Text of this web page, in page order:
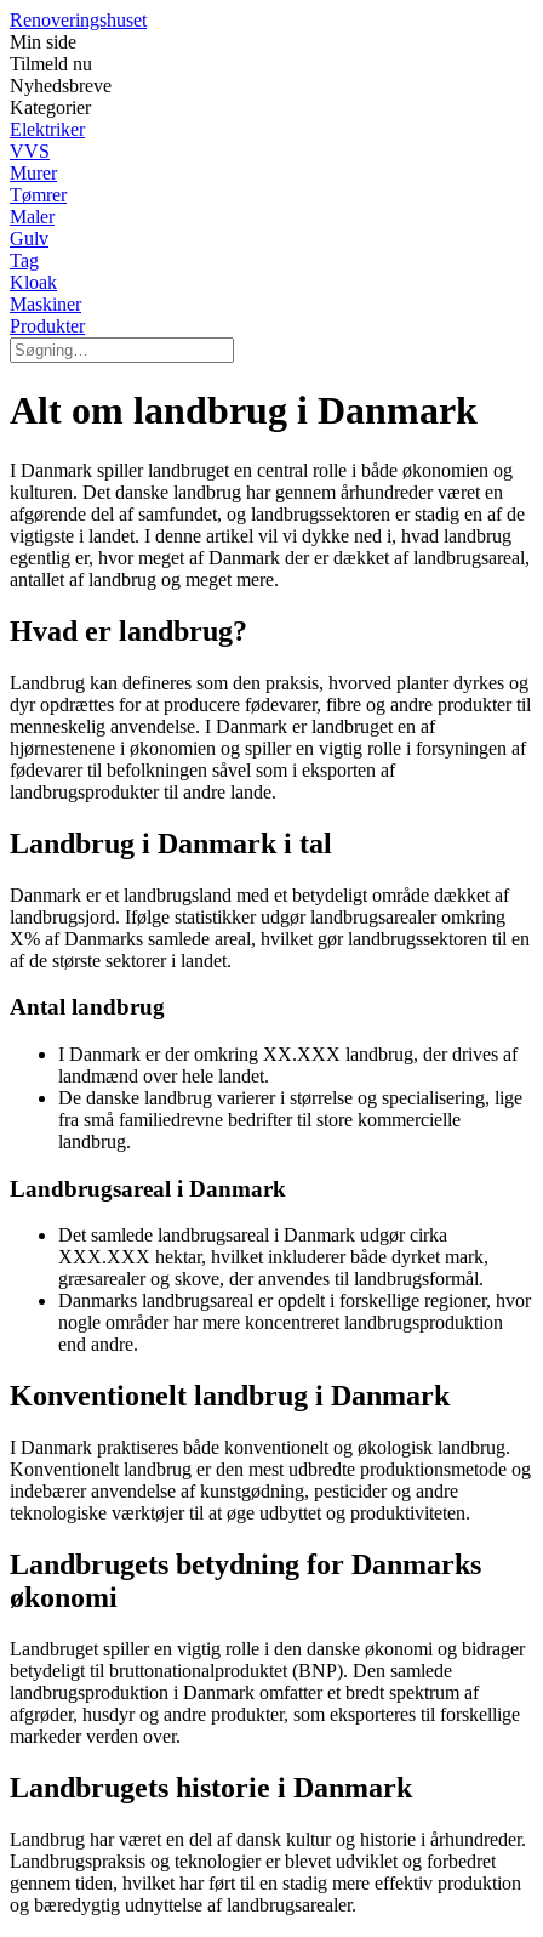
Renoveringshuset
Min side
Tilmeld nu
Nyhedsbreve
Kategorier
Elektriker
VVS
Murer
Tømrer
Maler
Gulv
Tag
Kloak
Maskiner
Produkter
Alt om landbrug i Danmark
I Danmark spiller landbruget en central rolle i både økonomien og
kulturen. Det danske landbrug har gennem århundreder været en
afgørende del af samfundet, og landbrugssektoren er stadig en af de
vigtigste i landet. I denne artikel vil vi dykke ned i, hvad landbrug
egentlig er, hvor meget af Danmark der er dækket af landbrugsareal,
antallet af landbrug og meget mere.
Hvad er landbrug?
Landbrug kan defineres som den praksis, hvorved planter dyrkes og
dyr opdrættes for at producere fødevarer, fibre og andre produkter til
menneskelig anvendelse. I Danmark er landbruget en af
hjørnestenene i økonomien og spiller en vigtig rolle i forsyningen af
fødevarer til befolkningen såvel som i eksporten af
landbrugsprodukter til andre lande.
Landbrug i Danmark i tal
Danmark er et landbrugsland med et betydeligt område dækket af
landbrugsjord. Ifølge statistikker udgør landbrugsarealer omkring
X% af Danmarks samlede areal, hvilket gør landbrugssektoren til en
af de største sektorer i landet.
Antal landbrug
I Danmark er der omkring XX.XXX landbrug, der drives af
landmænd over hele landet.
De danske landbrug varierer i størrelse og specialisering, lige
fra små familiedrevne bedrifter til store kommercielle
landbrug.
Landbrugsareal i Danmark
Det samlede landbrugsareal i Danmark udgør cirka
XXX.XXX hektar, hvilket inkluderer både dyrket mark,
græsarealer og skove, der anvendes til landbrugsformål.
Danmarks landbrugsareal er opdelt i forskellige regioner, hvor
nogle områder har mere koncentreret landbrugsproduktion
end andre.
Konventionelt landbrug i Danmark
I Danmark praktiseres både konventionelt og økologisk landbrug.
Konventionelt landbrug er den mest udbredte produktionsmetode og
indebærer anvendelse af kunstgødning, pesticider og andre
teknologiske værktøjer til at øge udbyttet og produktiviteten.
Landbrugets betydning for Danmarks
økonomi
Landbruget spiller en vigtig rolle i den danske økonomi og bidrager
betydeligt til bruttonationalproduktet (BNP). Den samlede
landbrugsproduktion i Danmark omfatter et bredt spektrum af
afgrøder, husdyr og andre produkter, som eksporteres til forskellige
markeder verden over.
Landbrugets historie i Danmark
Landbrug har været en del af dansk kultur og historie i århundreder.
Landbrugspraksis og teknologier er blevet udviklet og forbedret
gennem tiden, hvilket har ført til en stadig mere effektiv produktion
og bæredygtig udnyttelse af landbrugsarealer.